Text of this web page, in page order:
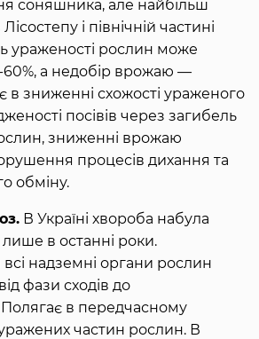
соняшника, але найбільш
і північній частині
ураженості рослин може
60%, а недобір врожаю —
в зниженні схожості ураженого
посівів через загибель
зниженні врожаю
процесів дихання та
обміну.
В Україні хвороба набула
в останні роки.
надземні органи рослин
фази сходів до
Полягає в передчасному
частин рослин. В